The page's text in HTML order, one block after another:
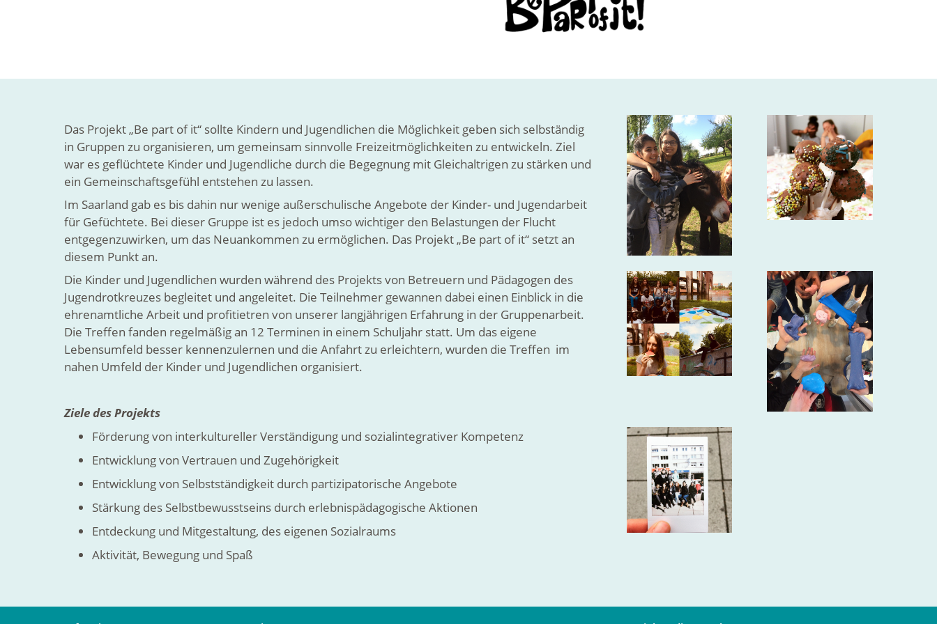
Das Projekt „Be part of it“ sollte Kindern und Jugendlichen die Möglichkeit geben sich selbständig
in Gruppen zu organisieren, um gemeinsam sinnvolle Freizeitmöglichkeiten zu entwickeln. Ziel
war es geflüchtete Kinder und Jugendliche durch die Begegnung mit Gleichaltrigen zu stärken und
ein Gemeinschaftsgefühl entstehen zu lassen.
Im Saarland gab es bis dahin nur wenige außerschulische Angebote der Kinder- und Jugendarbeit
für Gefüchtete. Bei dieser Gruppe ist es jedoch umso wichtiger den Belastungen der Flucht
entgegenzuwirken, um das Neuankommen zu ermöglichen. Das Projekt „Be part of it“ setzt an
diesem Punkt an.
Die Kinder und Jugendlichen wurden während des Projekts von Betreuern und Pädagogen des
Jugendrotkreuzes begleitet und angeleitet. Die Teilnehmer gewannen dabei einen Einblick in die
ehrenamtliche Arbeit und profitietren von unserer langjährigen Erfahrung in der Gruppenarbeit.
Die Treffen fanden regelmäßig an 12 Terminen in einem Schuljahr statt. Um das eigene
Lebensumfeld besser kennenzulernen und die Anfahrt zu erleichtern, wurden die Treffen im
nahen Umfeld der Kinder und Jugendlichen organisiert.
Ziele des Projekts
Förderung von interkultureller Verständigung und sozialintegrativer Kompetenz
Entwicklung von Vertrauen und Zugehörigkeit
Entwicklung von Selbstständigkeit durch partizipatorische Angebote
Stärkung des Selbstbewusstseins durch erlebnispädagogische Aktionen
Entdeckung und Mitgestaltung, des eigenen Sozialraums
Aktivität, Bewegung und Spaß